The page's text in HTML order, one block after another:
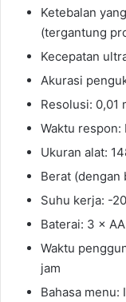
Ketebalan
(tergantung
Kecepatan
Akurasi
Resolusi: 0,01
Waktu respon:
Ukuran alat:
Berat (dengan
Suhu kerja: -
Baterai: 3 × AA
Waktu
jam
Bahasa menu: